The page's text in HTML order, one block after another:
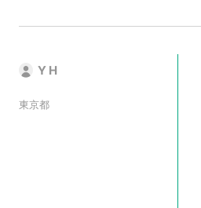
Y H
東京都